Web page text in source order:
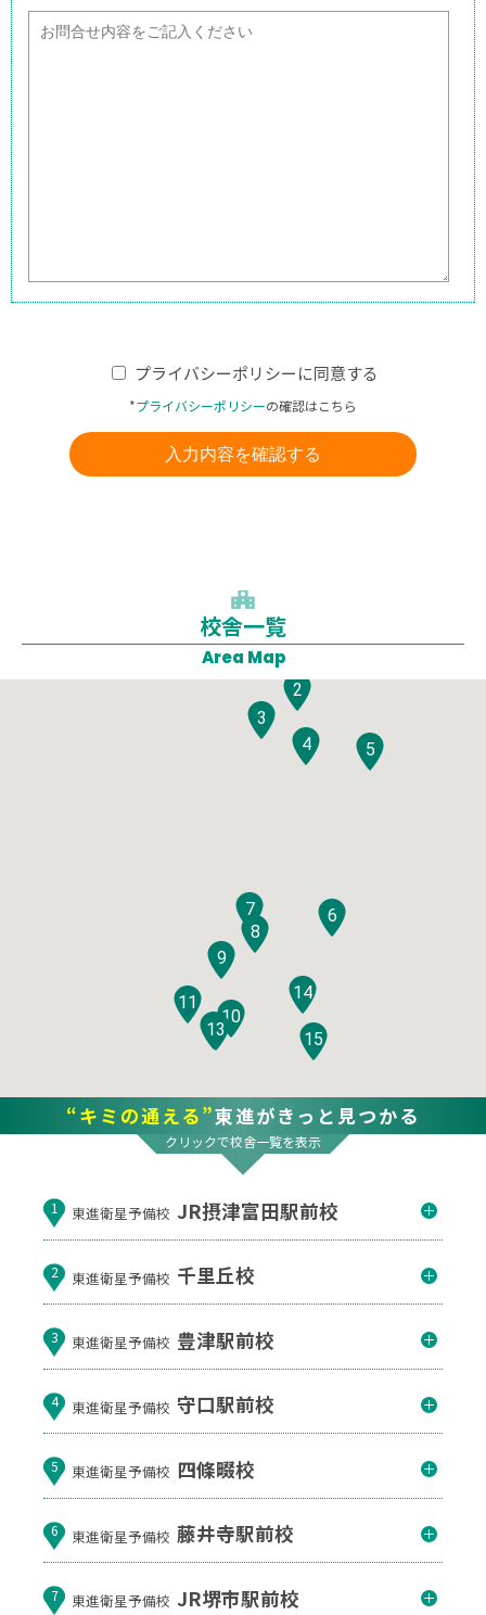
プライバシーポリシーに同意する
*プライバシーポリシーの確認はこちら
校舎一覧
Area Map
1
2
3
4
5
6
7
8
9
10
11
12
13
14
15
“キミの通える”東進がきっと見つかる
クリックで校舎一覧を表示
1 東進衛星予備校 JR摂津富田駅前校
2 東進衛星予備校 千里丘校
3 東進衛星予備校 豊津駅前校
4 東進衛星予備校 守口駅前校
5 東進衛星予備校 四條畷校
6 東進衛星予備校 藤井寺駅前校
7 東進衛星予備校 JR堺市駅前校